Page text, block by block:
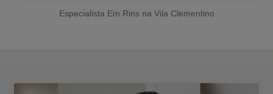
Especialista Em Rins na Vila Clementino